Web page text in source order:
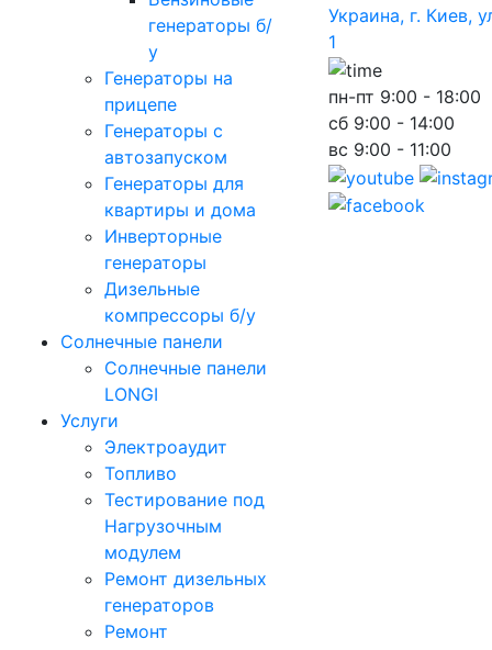
генераторы б/
у
Генераторы на
прицепе
Генераторы с
автозапуском
Генераторы для
квартиры и дома
Инверторные
генераторы
Дизельные
компрессоры б/у
Солнечные панели
Солнечные панели
LONGI
Услуги
Электроаудит
Топливо
Тестирование под
Нагрузочным
модулем
Ремонт дизельных
генераторов
Ремонт
Украина, г. Киев,
1
пн-пт 9:00 - 18:00
сб 9:00 - 14:00
вс 9:00 - 11:00